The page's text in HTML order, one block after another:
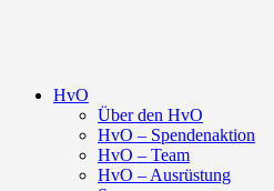
HvO
Über den HvO
HvO – Spendenaktion
HvO – Team
HvO – Ausrüstung